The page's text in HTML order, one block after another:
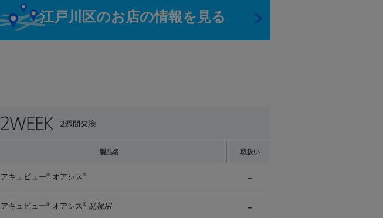
江戸川区のお店の情報を見る
製品名 取扱い
アキュビュー® オアシス ®
アキュビュー® オアシス ® 乱視用